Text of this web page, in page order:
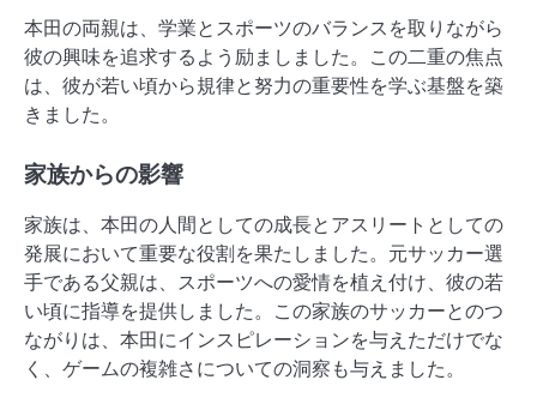
本田の両親は、学業とスポーツのバランスを取りながら
彼の興味を追求するよう励ましました。この二重の焦点
は、彼が若い頃から規律と努力の重要性を学ぶ基盤を築
きました。
家族からの影響
家族は、本田の人間としての成長とアスリートとしての
発展において重要な役割を果たしました。元サッカー選
手である父親は、スポーツへの愛情を植え付け、彼の若
い頃に指導を提供しました。この家族のサッカーとのつ
ながりは、本田にインスピレーションを与えただけでな
く、ゲームの複雑さについての洞察も与えました。